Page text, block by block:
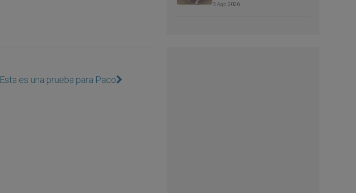
Esta es una prueba para Paco
3 Ago 2026